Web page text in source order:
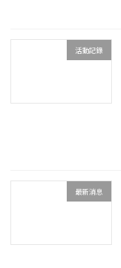
活動記錄
最新消息